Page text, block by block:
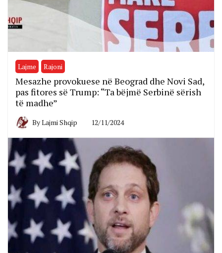
Lajme Rajoni
Mesazhe provokuese në Beograd dhe Novi Sad,
pas fitores së Trump: “Ta bëjmë Serbinë sërish
të madhe”
ByLajmi Shqip 12/11/2024